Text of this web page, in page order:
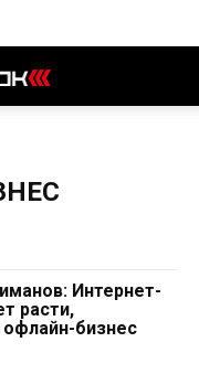
Интернет-
расти,
офлайн-бизнес